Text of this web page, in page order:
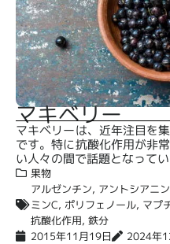
マキベリー
マキベリーは、近年注目を
です。特に抗酸化作用が非
い人々の間で話題となってい
果物
アルゼンチン, アントシアニン
ミンC, ポリフェノール, マプ
抗酸化作用, 鉄分
2015年11月19日
2024年